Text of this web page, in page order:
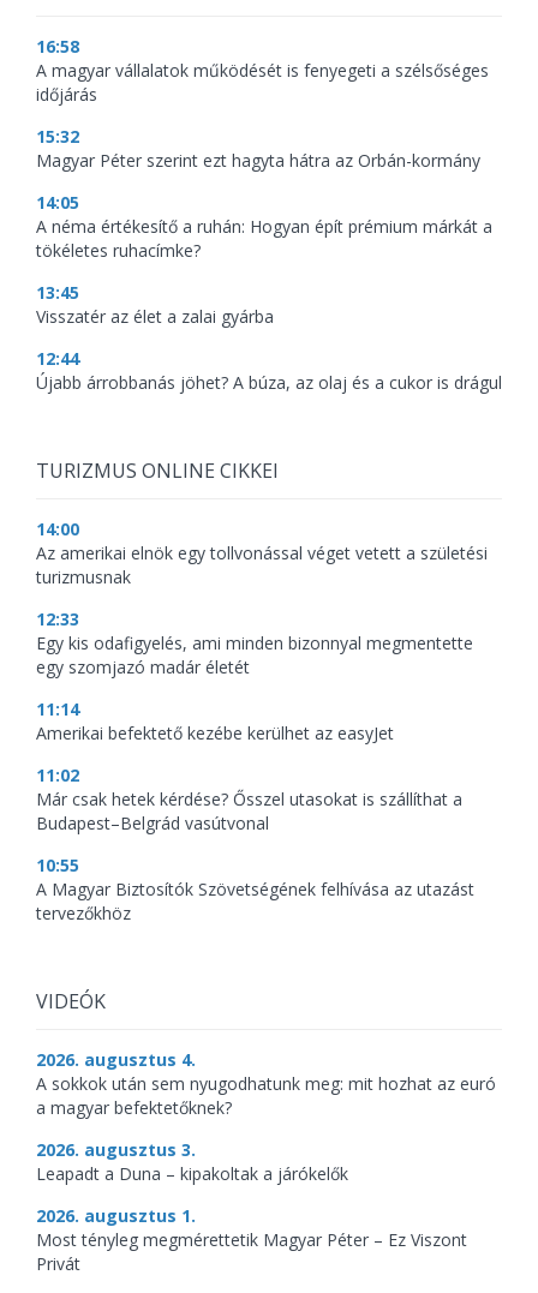
16:58
A magyar vállalatok működését is fenyegeti a szélsőséges
időjárás
15:32
Magyar Péter szerint ezt hagyta hátra az Orbán-kormány
14:05
A néma értékesítő a ruhán: Hogyan épít prémium márkát a
tökéletes ruhacímke?
13:45
Visszatér az élet a zalai gyárba
12:44
Újabb árrobbanás jöhet? A búza, az olaj és a cukor is drágul
TURIZMUS ONLINE CIKKEI
14:00
Az amerikai elnök egy tollvonással véget vetett a születési
turizmusnak
12:33
Egy kis odafigyelés, ami minden bizonnyal megmentette
egy szomjazó madár életét
11:14
Amerikai befektető kezébe kerülhet az easyJet
11:02
Már csak hetek kérdése? Ősszel utasokat is szállíthat a
Budapest–Belgrád vasútvonal
10:55
A Magyar Biztosítók Szövetségének felhívása az utazást
tervezőkhöz
VIDEÓK
2026. augusztus 4.
A sokkok után sem nyugodhatunk meg: mit hozhat az euró
a magyar befektetőknek?
2026. augusztus 3.
Leapadt a Duna – kipakoltak a járókelők
2026. augusztus 1.
Most tényleg megmérettetik Magyar Péter – Ez Viszont
Privát